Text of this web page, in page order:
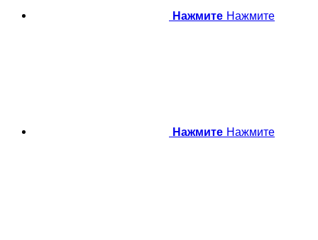
Нажмите Нажмите
Нажмите Нажмите